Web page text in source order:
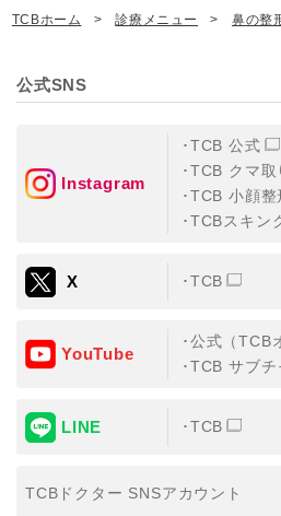
TCBホーム 診療メニュー 鼻の整
公式SNS
Instagram
TCB 公式
TCB クマ取
TCB 小顔整
TCBスキン
X TCB
YouTube
公式（TCB
TCB サブチ
LINE TCB
TCBドクター SNSアカウント